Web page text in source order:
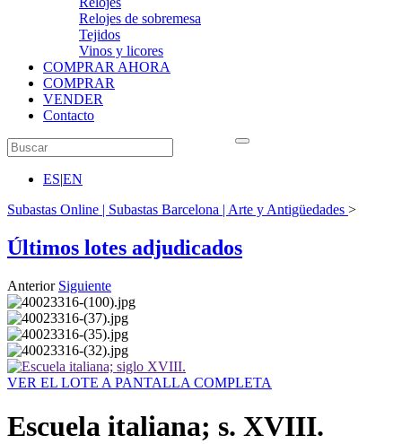
Relojes de sobremesa
Tejidos
Vinos y licores
COMPRAR AHORA
COMPRAR
VENDER
Contacto
ES|EN
Subastas Online | Subastas Barcelona | Arte y Antigüedades >
Últimos lotes adjudicados
Anterior Siguiente
VER EL LOTE A PANTALLA COMPLETA
Escuela italiana; s. XVIII.